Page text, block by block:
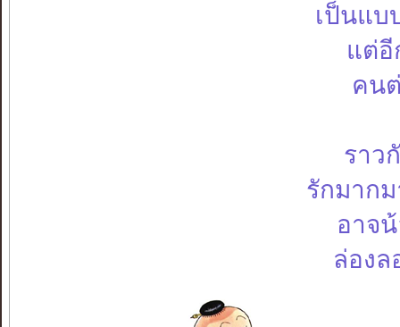
เป็นแบ
แต่อี
คน
ราว
รักมากม
อาจ
ล่องล